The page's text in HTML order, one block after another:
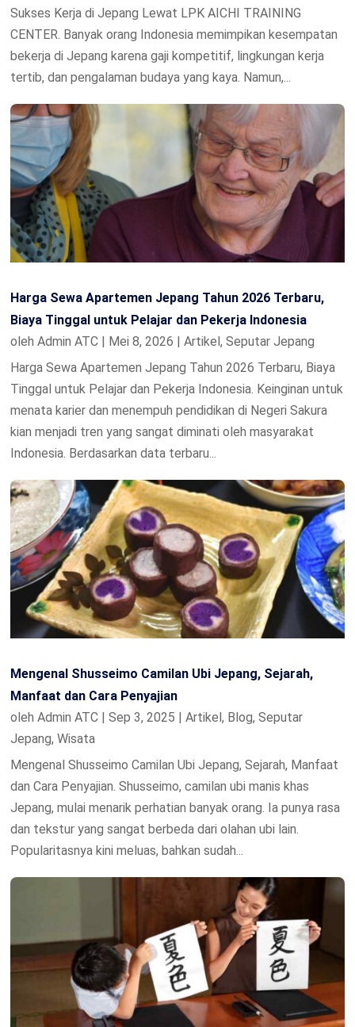
Sukses Kerja di Jepang Lewat LPK AICHI TRAINING
CENTER. Banyak orang Indonesia memimpikan kesempatan
bekerja di Jepang karena gaji kompetitif, lingkungan kerja
tertib, dan pengalaman budaya yang kaya. Namun,...
Harga Sewa Apartemen Jepang Tahun 2026 Terbaru,
Biaya Tinggal untuk Pelajar dan Pekerja Indonesia
olehAdmin ATC | Mei 8, 2026 |Artikel,Seputar Jepang
Harga Sewa Apartemen Jepang Tahun 2026 Terbaru, Biaya
Tinggal untuk Pelajar dan Pekerja Indonesia. Keinginan untuk
menata karier dan menempuh pendidikan di Negeri Sakura
kian menjadi tren yang sangat diminati oleh masyarakat
Indonesia. Berdasarkan data terbaru...
Mengenal Shusseimo Camilan Ubi Jepang, Sejarah,
Manfaat dan Cara Penyajian
olehAdmin ATC |Sep 3, 2025 |Artikel, Blog,Seputar
Jepang,Wisata
Mengenal Shusseimo Camilan Ubi Jepang, Sejarah, Manfaat
dan Cara Penyajian. Shusseimo, camilan ubi manis khas
Jepang, mulai menarik perhatian banyak orang. Ia punya rasa
dan tekstur yang sangat berbeda dari olahan ubi lain.
Popularitasnya kini meluas, bahkan sudah...